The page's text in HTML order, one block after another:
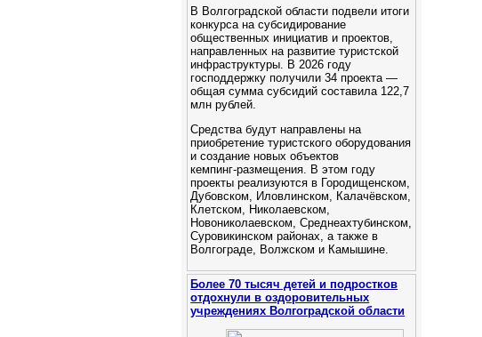
В Волгоградской области подвели итоги
конкурса на субсидирование
общественных инициатив и проектов,
направленных на развитие туристской
инфраструктуры. В 2026 году
господдержку получили 34 проекта —
общая сумма субсидий составила 122,7
млн рублей.
Средства будут направлены на
приобретение туристского оборудования
и создание новых объектов
кемпинг‑размещения. В этом году
проекты реализуются в Городищенском,
Дубовском, Иловлинском, Калачёвском,
Клетском, Николаевском,
Новониколаевском, Среднеахтубинском,
Суровикинском районах, а также в
Волгограде, Волжском и Камышине.
Более 70 тысяч детей и подростков
отдохнули в оздоровительных
учреждениях Волгоградской области